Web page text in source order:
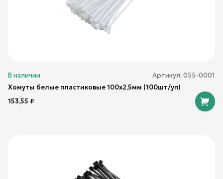
В наличии Артикул: 055-0001
Хомуты белые пластиковые 100х2,5мм (100шт/уп)
153,55 ₽